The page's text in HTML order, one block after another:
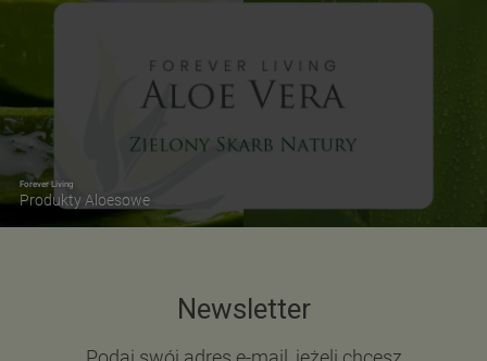
Forever Living
Produkty Aloesowe
Newsletter